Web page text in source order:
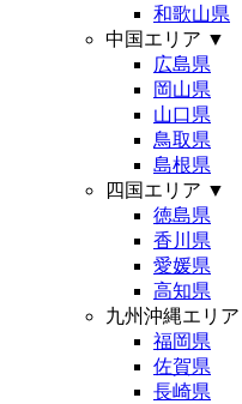
和歌山県
中国エリア ▼
広島県
岡山県
山口県
鳥取県
島根県
四国エリア ▼
徳島県
香川県
愛媛県
高知県
九州沖縄エリア
福岡県
佐賀県
長崎県